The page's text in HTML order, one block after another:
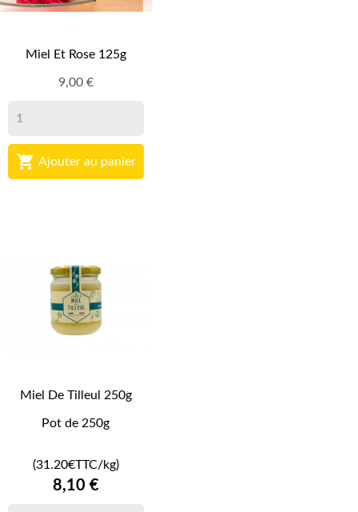
Miel Et Rose 125g
9,00 €
 Ajouter au panier
Miel De Tilleul 250g
Pot de 250g
(31.20€TTC/kg)
8,10 €